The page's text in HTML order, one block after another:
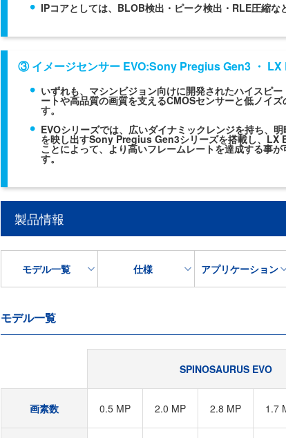
IPコアとしては、BLOB検出・ピーク検出・RLE圧縮な
③ イメージセンサー EVO:Sony Pregius Gen3 ・
いずれも、マシンビジョン向けに開発されたハイスピ
ートや高品質の画質を支えるCMOSセンサーと低ノイ
す。
EVOシリーズでは、広いダイナミックレンジを持ち、
を映し出すSony Pregius Gen3シリーズを搭載し、LX
ことによって、より高いフレームレートを達成する事
す。
製品情報
モデル一覧 仕様 アプリケーション
モデル一覧
SPINOSAURUS EVO
画素数 0.5 MP 2.0 MP 2.8 MP 1.7